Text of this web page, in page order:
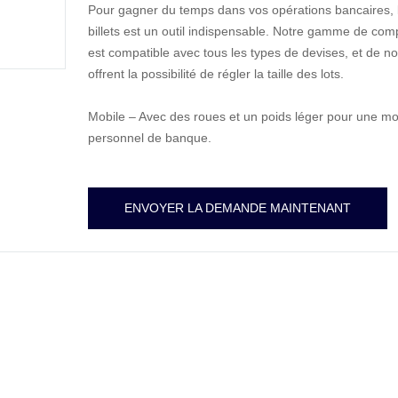
Pour gagner du temps dans vos opérations
billets est un outil indispensable. Notre gamme de
est compatible avec tous les types de devises, et de
offrent la possibilité de régler la taille des lots.
Mobile – Avec des roues et un poids léger pour une
personnel de banque.
ENVOYER LA DEMANDE MAINTENANT